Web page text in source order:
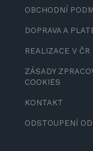
OBCHODNÍ
DOPRAVA A
REALIZACE V ČR
ZÁSADY
COOKIES
KONTAKT
ODSTOUPENÍ